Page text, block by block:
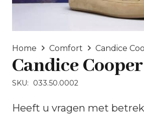
Home Comfort Candice
Candice Cooper
SKU: 033.50.0002
Heeft u vragen met